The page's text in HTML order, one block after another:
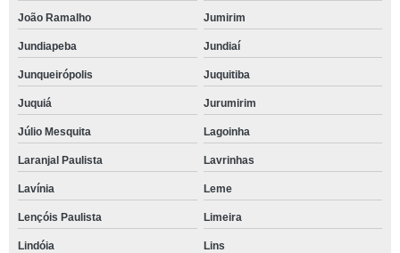
João Ramalho Jumirim
Jundiapeba Jundiaí
Junqueirópolis Juquitiba
Juquiá Jurumirim
Júlio Mesquita Lagoinha
Laranjal Paulista Lavrinhas
Lavínia Leme
Lençóis Paulista Limeira
Lindóia Lins